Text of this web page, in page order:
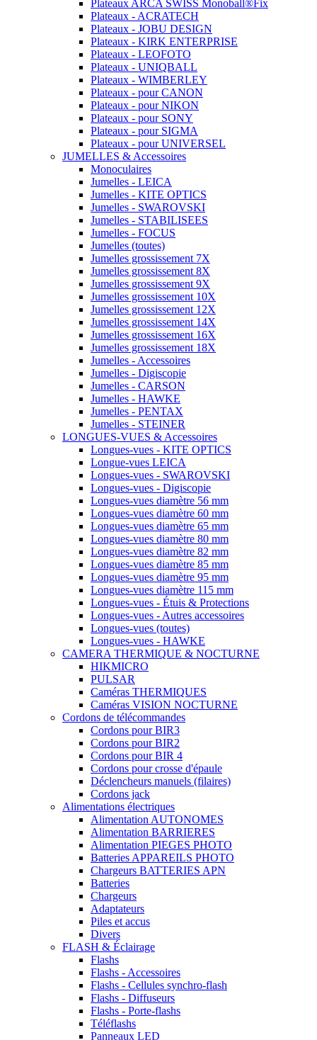
Plateaux ARCA SWISS Monoball®Fix
Plateaux - ACRATECH
Plateaux - JOBU DESIGN
Plateaux - KIRK ENTERPRISE
Plateaux - LEOFOTO
Plateaux - UNIQBALL
Plateaux - WIMBERLEY
Plateaux - pour CANON
Plateaux - pour NIKON
Plateaux - pour SONY
Plateaux - pour SIGMA
Plateaux - pour UNIVERSEL
JUMELLES & Accessoires
Monoculaires
Jumelles - LEICA
Jumelles - KITE OPTICS
Jumelles - SWAROVSKI
Jumelles - STABILISEES
Jumelles - FOCUS
Jumelles (toutes)
Jumelles grossissement 7X
Jumelles grossissement 8X
Jumelles grossissement 9X
Jumelles grossissement 10X
Jumelles grossissement 12X
Jumelles grossissement 14X
Jumelles grossissement 16X
Jumelles grossissement 18X
Jumelles - Accessoires
Jumelles - Digiscopie
Jumelles - CARSON
Jumelles - HAWKE
Jumelles - PENTAX
Jumelles - STEINER
LONGUES-VUES & Accessoires
Longues-vues - KITE OPTICS
Longue-vues LEICA
Longues-vues - SWAROVSKI
Longues-vues - Digiscopie
Longues-vues diamètre 56 mm
Longues-vues diamètre 60 mm
Longues-vues diamètre 65 mm
Longues-vues diamètre 80 mm
Longues-vues diamètre 82 mm
Longues-vues diamètre 85 mm
Longues-vues diamètre 95 mm
Longues-vues diamètre 115 mm
Longues-vues - Étuis & Protections
Longues-vues - Autres accessoires
Longues-vues (toutes)
Longues-vues - HAWKE
CAMERA THERMIQUE & NOCTURNE
HIKMICRO
PULSAR
Caméras THERMIQUES
Caméras VISION NOCTURNE
Cordons de télécommandes
Cordons pour BIR3
Cordons pour BIR2
Cordons pour BIR 4
Cordons pour crosse d'épaule
Déclencheurs manuels (filaires)
Cordons jack
Alimentations électriques
Alimentation AUTONOMES
Alimentation BARRIERES
Alimentation PIEGES PHOTO
Batteries APPAREILS PHOTO
Chargeurs BATTERIES APN
Batteries
Chargeurs
Adaptateurs
Piles et accus
Divers
FLASH & Éclairage
Flashs
Flashs - Accessoires
Flashs - Cellules synchro-flash
Flashs - Diffuseurs
Flashs - Porte-flashs
Téléflashs
Panneaux LED